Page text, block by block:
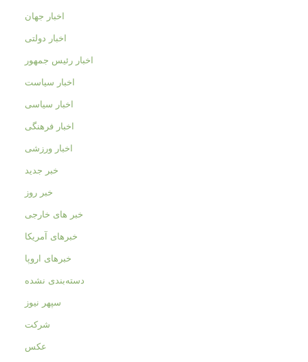
اخبار جهان
اخبار دولتی
اخبار رئیس جمهور
اخبار سیاست
اخبار سیاسی
اخبار فرهنگی
اخبار ورزشی
خبر جدید
خبر روز
خبر های خارجی
خبرهای آمریکا
خبرهای اروپا
دسته‌بندی نشده
سپهر نیوز
شرکت
عکس